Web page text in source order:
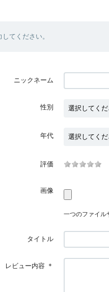
てください。
ニックネーム
性別
年代
評価
画像
一つのファイル
タイトル
レビュー内容 ＊